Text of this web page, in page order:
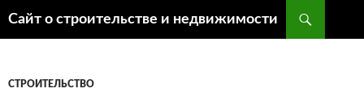
Сайт о строительстве и недвижимости
СТРОИТЕЛЬСТВО